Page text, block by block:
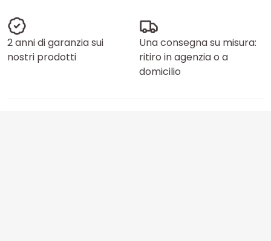
2 anni di garanzia sui
nostri prodotti
Una consegna su misura:
ritiro in agenzia o a
domicilio